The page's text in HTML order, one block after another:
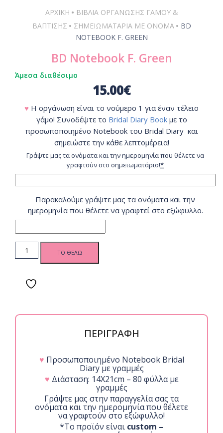
ΑΡΧΙΚΗ • ΒΙΒΛΊΑ ΟΡΓΆΝΩΣΗΣ ΓΆΜΟΥ &
ΒΆΠΤΙΣΗΣ • ΣΗΜΕΙΩΜΑΤΆΡΙΑ ΜΕ ΌΝΟΜΑ • BD
NOTEBOOK F. GREEN
BD Notebook F. Green
Άμεσα διαθέσιμο
15.00€
♥ Η οργάνωση είναι το νούμερο 1 για έναν τέλειο
γάμο! Συνοδέψτε το Bridal Diary Bookμε το
προσωποποιημένο Notebook του Bridal Diary και
σημειώστε την κάθε λεπτομέρεια!
Γράψτε μας τα ονόματα και την ημερομηνία που θέλετε να
γραφτούν στο σημειωματάριο!*
Παρακαλούμε γράψτε μας τα ονόματα και την
ημερομηνία που θέλετε να γραφτεί στο εξώφυλλο.
Notebook
F. Green
ΤΟ ΘΕΛΩ
ΠΕΡΙΓΡΑΦΗ
♥ Προσωποποιημένο Notebook Bridal
Diary με γραμμές
♥ Διάσταση: 14Χ21cm – 80 φύλλα με
γραμμές
Γράψτε μας στην παραγγελία σας τα
ονόματα και την ημερομηνία που θέλετε
να γραφτούν στο εξώφυλλο!
*Το προϊόν είναι custom –